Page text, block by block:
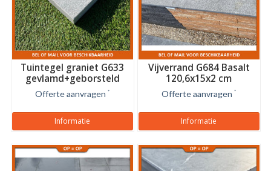
Tuintegel graniet G633
gevlamd+geborsteld
60x20x4 cm
Offerte aanvragen *
Informatie
Vijverrand G684 Basalt
120,6x15x2 cm
Offerte aanvragen *
Informatie